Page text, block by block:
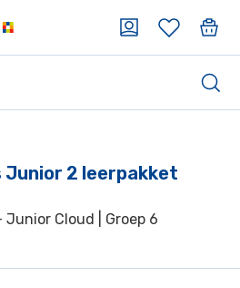
Junior 2 leerpakket
Cloud | Groep 6